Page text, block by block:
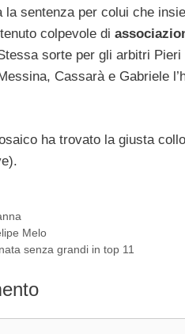
la sentenza per colui che
colpevole di
sorte per gli arbitri
Cassarà e Gabriele
ha trovato la giusta
Melo
senza grandi in top 11